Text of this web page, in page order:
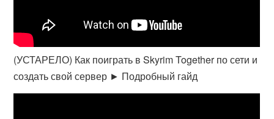
(УСТАРЕЛО) Как поиграть в Skyrim Together по сети и
создать свой сервер ► Подробный гайд